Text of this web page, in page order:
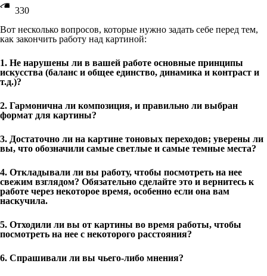
330
Вот несколько вопросов, которые нужно задать себе перед тем,
как закончить работу над картиной:
1. Не нарушены ли в вашей работе основные принципы
искусства (баланс и общее единство, динамика и контраст и
т.д.)?
2. Гармонична ли композиция, и правильно ли выбран
формат для картины?
3. Достаточно ли на картине тоновых переходов; уверены ли
вы, что обозначили самые светлые и самые темные места?
4. Откладывали ли вы работу, чтобы посмотреть на нее
свежим взглядом? Обязательно сделайте это и вернитесь к
работе через некоторое время, особенно если она вам
наскучила.
5. Отходили ли вы от картины во время работы, чтобы
посмотреть на нее с некоторого расстояния?
6. Спрашивали ли вы чьего-либо мнения?